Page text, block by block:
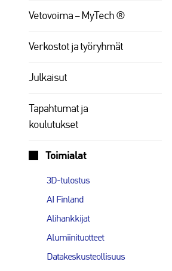
Vetovoima – MyTech ®
Verkostot ja työryhmät
Julkaisut
Tapahtumat ja
koulutukset
Toimialat
3D-tulostus
AI Finland
Alihankkijat
Alumiinituotteet
Datakeskusteollisuus